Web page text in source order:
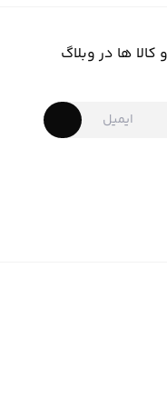
کالا ها در وبلاگ